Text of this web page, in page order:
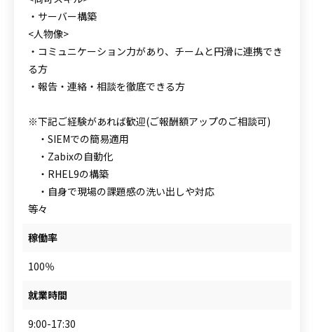
・サーバー構築
<人物像>
・コミュニケーション力があり、チームと円滑に連携でき
る方
・報告・連絡・相談を徹底できる方
※下記ご経験があれば歓迎(ご報酬額アップのご相談可)
・SIEMでの簡易適用
・Zabixの自動化
・RHEL9の構築
・自身で現場の課題感の洗い出しや対応
等々
稼働率
100％
就業時間
9:00-17:30